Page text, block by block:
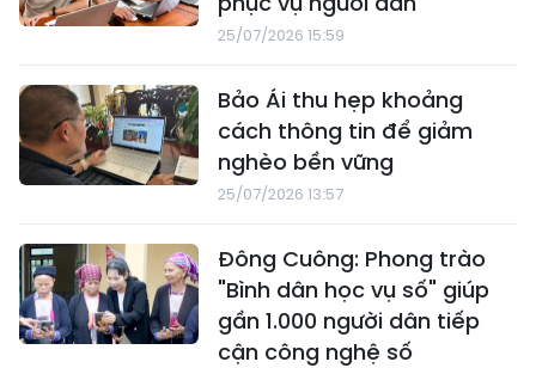
25/07/2026 15:59
Bảo Ái thu hẹp khoảng
cách thông tin để giảm
nghèo bền vững
25/07/2026 13:57
Đông Cuông: Phong trào
"Bình dân học vụ số" giúp
gần 1.000 người dân tiếp
cận công nghệ số